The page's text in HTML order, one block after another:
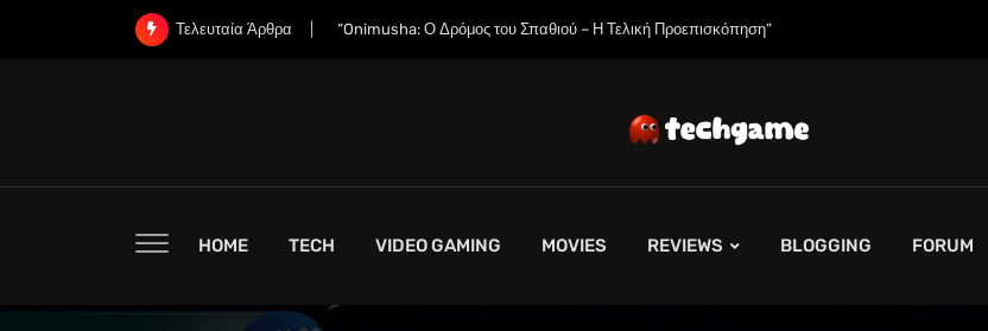
Τελευταία Άρθρα “Οι Εταιρείες RAM Έχουν Ήδη Εξαντλήσει τη Συνολική Παραγωγική Ικανότητα τους για το 2027”
HOME TECH VIDEO GAMING MOVIES REVIEWS BLOGGING FORUM